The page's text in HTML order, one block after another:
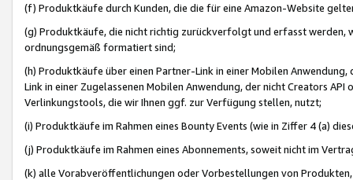
(f) Produktkäufe durch Kunden, die die für eine Amazon-Website
(g) Produktkäufe, die nicht richtig zurückverfolgt und erfasst werden,
ordnungsgemäß formatiert sind;
(h) Produktkäufe über einen Partner-Link in einer Mobilen
Link in einer Zugelassenen Mobilen Anwendung, der nicht Creators
Verlinkungstools, die wir Ihnen ggf. zur Verfügung stellen, nutzt;
(i) Produktkäufe im Rahmen eines Bounty Events (wie in Ziffer 4 (a)
(j) Produktkäufe im Rahmen eines Abonnements, soweit nicht im
(k) alle Vorabveröffentlichungen oder Vorbestellungen von